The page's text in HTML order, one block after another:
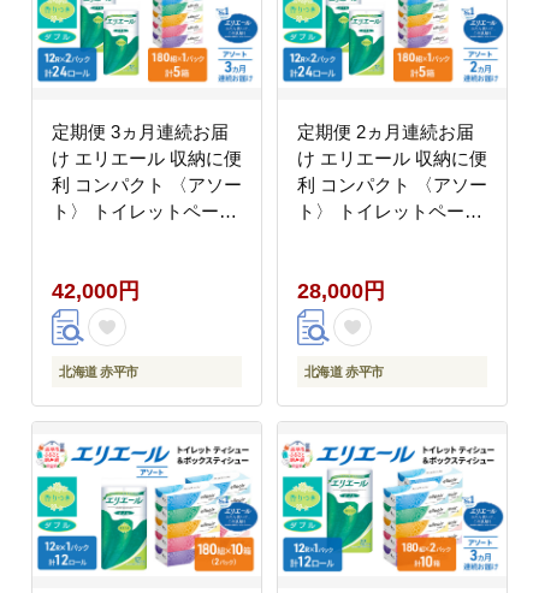
定期便 3ヵ月連続お届
け エリエール 収納に便
利 コンパクト 〈アソー
ト〉 トイレットペーパ
とめ買い ペーパー ひと
り暮らし 紙 常備品 消
耗品 日用品 生活必需品
定番
42,000円
北海道 赤平市
定期便 2ヵ月連続お届
け エリエール 収納に便
利 コンパクト 〈アソー
ト〉 トイレットペーパ
とめ買い ペーパー ひと
り暮らし 紙 常備品 消
耗品 日用品 生活必需品
定番
28,000円
北海道 赤平市